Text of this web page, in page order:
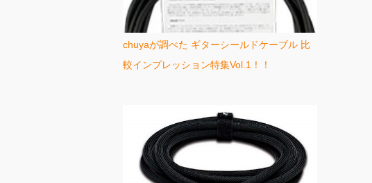
chuyaが調べた ギターシールドケーブル 比
較インプレッション特集Vol.1！！